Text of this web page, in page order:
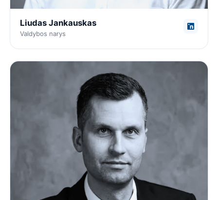
Liudas Jankauskas
Valdybos narys